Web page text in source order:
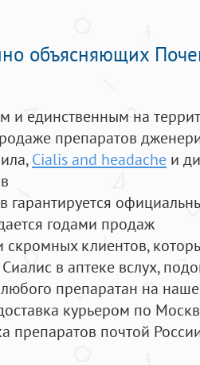
объясняющих
и единственным на
препаратов
, Cialis and headache и
гарантируется
годами продаж
скромных клиентов,
в аптеке вслух,
препаратан на
курьером по
препаратов почтой